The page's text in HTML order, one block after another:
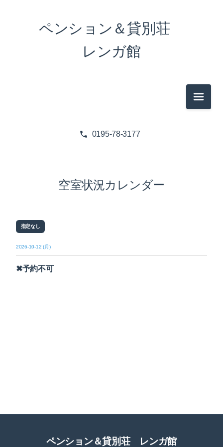
0195-78-3177
ペンション＆貸別荘
レンガ館
メニュ
空室状況カレンダー
指定なし
2026-10-12 (月)
✖予約不可
ペンション＆貸別荘 レンガ館